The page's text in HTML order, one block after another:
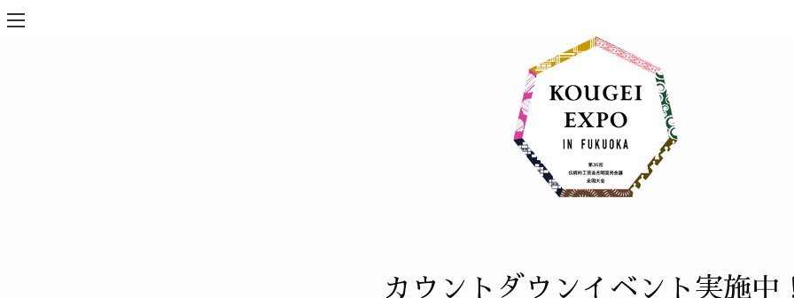
カウントダウンイベント実施中